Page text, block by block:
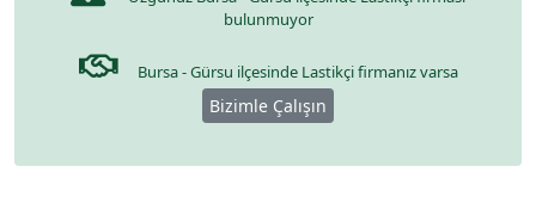
bulunmuyor
Bursa - Gürsu ilçesinde Lastikçi firmanız varsa
Bizimle Çalışın